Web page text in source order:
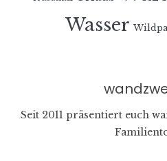
Wasser
Seit 2011 präsentiert euch